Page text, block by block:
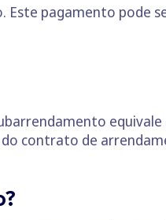
pagamento pode
equivale
contrato de